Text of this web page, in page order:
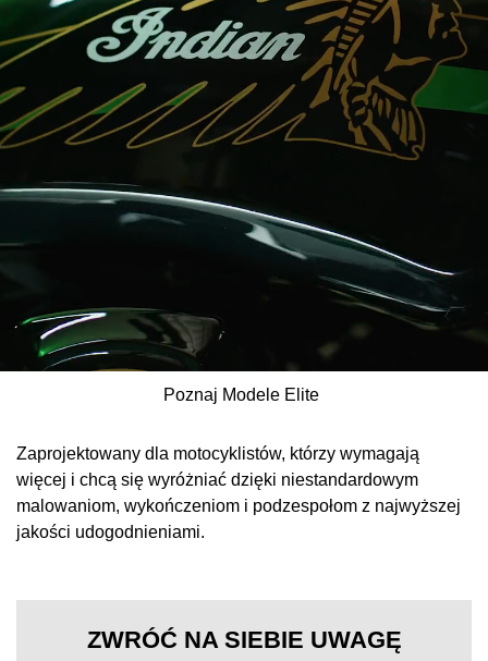
Poznaj Modele Elite
Zaprojektowany dla motocyklistów, którzy wymagają
więcej i chcą się wyróżniać dzięki niestandardowym
malowaniom, wykończeniom i podzespołom z najwyższej
jakości udogodnieniami.
ZWRÓĆ NA SIEBIE UWAGĘ